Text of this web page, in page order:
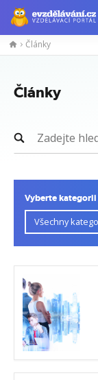
Články
Články
Vyberte